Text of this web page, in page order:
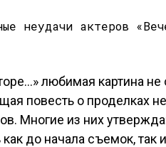
любимая картина
повесть о проделках
Многие из них
до начала съемок, так